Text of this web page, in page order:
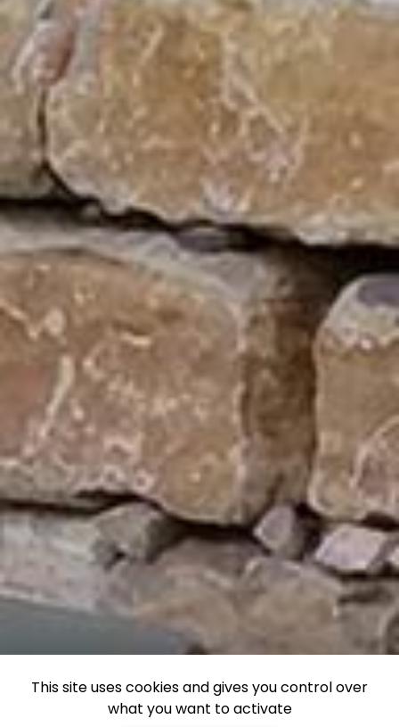
This site uses cookies and gives you control over
what you want to activate